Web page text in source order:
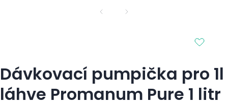
Dávkovací pumpička pro 1l
láhve Promanum Pure 1 litr